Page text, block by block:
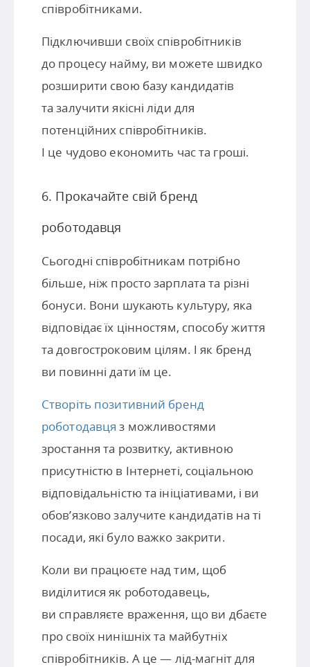
співробітниками.
Підключивши своїх співробітників
до процесу найму, ви можете швидко
розширити свою базу кандидатів
та залучити якісні ліди для
потенційних співробітників.
І це чудово економить час та гроші.
6. Прокачайте свій бренд
роботодавця
Сьогодні співробітникам потрібно
більше, ніж просто зарплата та різні
бонуси. Вони шукають культуру, яка
відповідає їх цінностям, способу життя
та довгостроковим цілям. І як бренд
ви повинні дати їм це.
Створіть позитивний бренд
роботодавця з можливостями
зростання та розвитку, активною
присутністю в Інтернеті, соціальною
відповідальністю та ініціативами, і ви
обов’язково залучите кандидатів на ті
посади, які було важко закрити.
Коли ви працюєте над тим, щоб
виділитися як роботодавець,
ви справляєте враження, що ви дбаєте
про своїх нинішніх та майбутніх
співробітників. А це — лід-магніт для